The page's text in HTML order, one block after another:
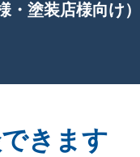
塗装店様向け）
きます